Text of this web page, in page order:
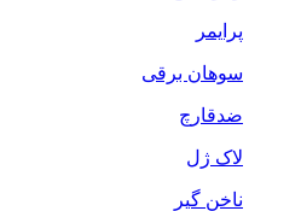
پرایمر
سوهان برقی
ضدقارچ
لاک ژل
ناخن گیر